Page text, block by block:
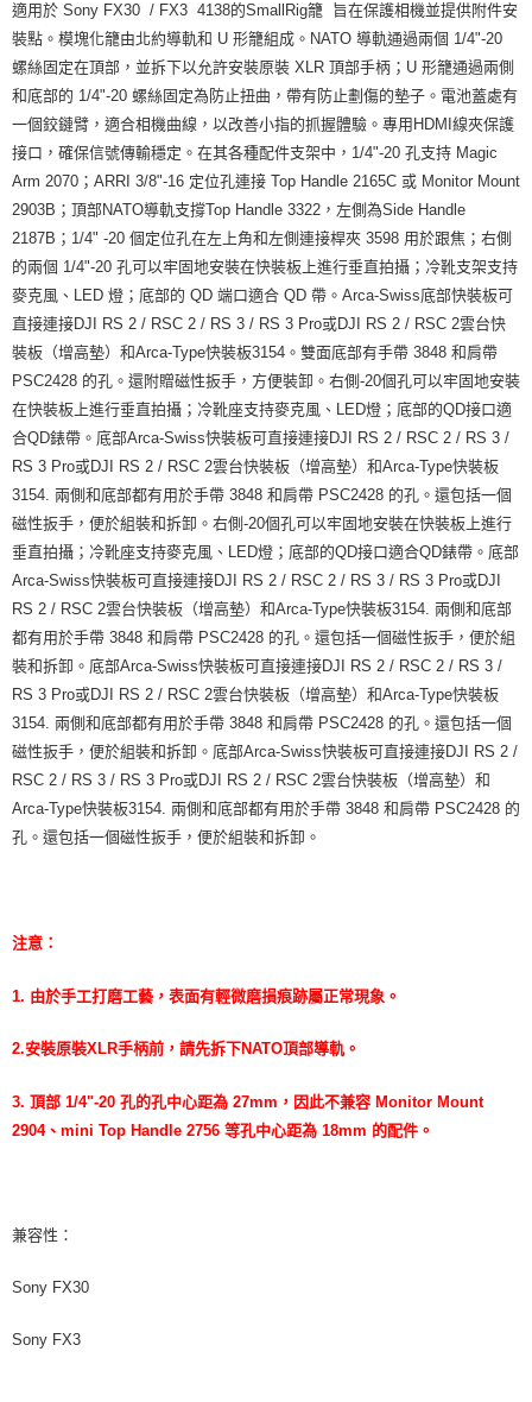
AFTEE先享後付
相關說明
【關於「AFTEE先享後付」】
AFTEE先享後付是「在收到商品之後才付款」的支付方式。 讓您購物簡單
便利好安心！
２．便利：只要手機號碼，簡訊認證，即可結帳。
３．安心：先確認商品／服務後，再付款。
１．於結帳方式選擇「AFTEE先享後付」後，將跳轉至「AFTEE先享後付」
結帳頁面，進行簡訊認證並確認金額後，即可完成結帳。
２．訂單成立數日內，您將收到繳費通知簡訊。
ATM／網路銀行／等多元方式進行付款，方視為交易完成。
※ 請注意：結帳手續完成當下不需立刻繳費，但若您需要取消訂單，請聯絡
購買商品的店家。未經商家同意取消之訂單仍視為有效，需透過AFTEE先享
※ 交易是否成功請以「AFTEE先享後付 」之結帳頁面顯示為準，若有關於
是否繳費成功／繳費後需取消欲退款等相關疑問，請聯繫「AFTEE先享後付
客戶支援中心」https://netprotections.freshdesk.com/support/home
【注意事項】
１．透過由恩沛科技股份有限公司提供之「AFTEE先享後付」服務完成之交
易，需依本服務之必要範圍內提供個人資料，並將交易相關給付款項請求債
２．關於個人資料處理事宜，請瀏覽以下網址：
https://aftee.tw/terms/#terms3
３．未成年的使用者請事先徵得法定代理人或監護人之同意方可使用
任。
４．使用「AFTEE先享後付」時，將依據個別帳號之用戶狀況，依本公司即
時審查核予不同之上限額度；若仍有額度不足之情形，本公司將視審查結果
５．嚴禁一人註冊多個帳號或使用他人資訊註冊。若發現惡意使用之情形，
恩沛科技股份有限公司將有權停止該用戶之使用額度並採取法律行動。
ATM付款
運送方式
全家取貨付款
每筆NT$60，滿NT$399(含以上)免運費
萊爾富取貨付款
每筆NT$60，滿NT$399(含以上)免運費
7-11取貨付款
每筆NT$60，滿NT$399(含以上)免運費
宅配
每筆NT$75，滿NT$399(含以上)免運費
付款後門市自取
免運費
適用於 Sony FX30 / FX3 4138的SmallRig籠 旨在保護相機並提供附件安
裝點。模塊化籠由北約導軌和 U 形籠組成。NATO 導軌通過兩個 1/4"-20
螺絲固定在頂部，並拆下以允許安裝原裝 XLR 頂部手柄；U 形籠通過兩側
和底部的 1/4"-20 螺絲固定為防止扭曲，帶有防止劃傷的墊子。電池蓋處有
一個鉸鏈臂，適合相機曲線，以改善小指的抓握體驗。專用HDMI線夾保護
接口，確保信號傳輸穩定。在其各種配件支架中，1/4"-20 孔支持 Magic
Arm 2070；ARRI 3/8"-16 定位孔連接 Top Handle 2165C 或 Monitor Mount
2903B；頂部NATO導軌支撐Top Handle 3322，左側為Side Handle
2187B；1/4" -20 個定位孔在左上角和左側連接桿夾 3598 用於跟焦；右側
的兩個 1/4"-20 孔可以牢固地安裝在快裝板上進行垂直拍攝；冷靴支架支持
麥克風、LED 燈；底部的 QD 端口適合 QD 帶。Arca-Swiss底部快裝板可
直接連接DJI RS 2 / RSC 2 / RS 3 / RS 3 Pro或DJI RS 2 / RSC 2雲台快
裝板（增高墊）和Arca-Type快裝板3154。雙面底部有手帶 3848 和肩帶
PSC2428 的孔。還附贈磁性扳手，方便裝卸。右側-20個孔可以牢固地安裝
在快裝板上進行垂直拍攝；冷靴座支持麥克風、LED燈；底部的QD接口適
合QD錶帶。底部Arca-Swiss快裝板可直接連接DJI RS 2 / RSC 2 / RS 3 /
RS 3 Pro或DJI RS 2 / RSC 2雲台快裝板（增高墊）和Arca-Type快裝板
3154. 兩側和底部都有用於手帶 3848 和肩帶 PSC2428 的孔。還包括一個
磁性扳手，便於組裝和拆卸。右側-20個孔可以牢固地安裝在快裝板上進行
垂直拍攝；冷靴座支持麥克風、LED燈；底部的QD接口適合QD錶帶。底部
Arca-Swiss快裝板可直接連接DJI RS 2 / RSC 2 / RS 3 / RS 3 Pro或DJI
RS 2 / RSC 2雲台快裝板（增高墊）和Arca-Type快裝板3154. 兩側和底部
都有用於手帶 3848 和肩帶 PSC2428 的孔。還包括一個磁性扳手，便於組
裝和拆卸。底部Arca-Swiss快裝板可直接連接DJI RS 2 / RSC 2 / RS 3 /
RS 3 Pro或DJI RS 2 / RSC 2雲台快裝板（增高墊）和Arca-Type快裝板
3154. 兩側和底部都有用於手帶 3848 和肩帶 PSC2428 的孔。還包括一個
磁性扳手，便於組裝和拆卸。底部Arca-Swiss快裝板可直接連接DJI RS 2 /
RSC 2 / RS 3 / RS 3 Pro或DJI RS 2 / RSC 2雲台快裝板（增高墊）和
Arca-Type快裝板3154. 兩側和底部都有用於手帶 3848 和肩帶 PSC2428 的
孔。還包括一個磁性扳手，便於組裝和拆卸。
注意：
1. 由於手工打磨工藝，表面有輕微磨損痕跡屬正常現象。
2.安裝原裝XLR手柄前，請先拆下NATO頂部導軌。
3. 頂部 1/4"-20 孔的孔中心距為 27mm，因此不兼容 Monitor Mount
2904、mini Top Handle 2756 等孔中心距為 18mm 的配件。
兼容性：
Sony FX30
Sony FX3